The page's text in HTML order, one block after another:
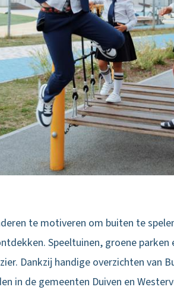
te motiveren om buiten te
Speeltuinen, groene
Dankzij handige overzichten van
in de gemeenten Duiven en